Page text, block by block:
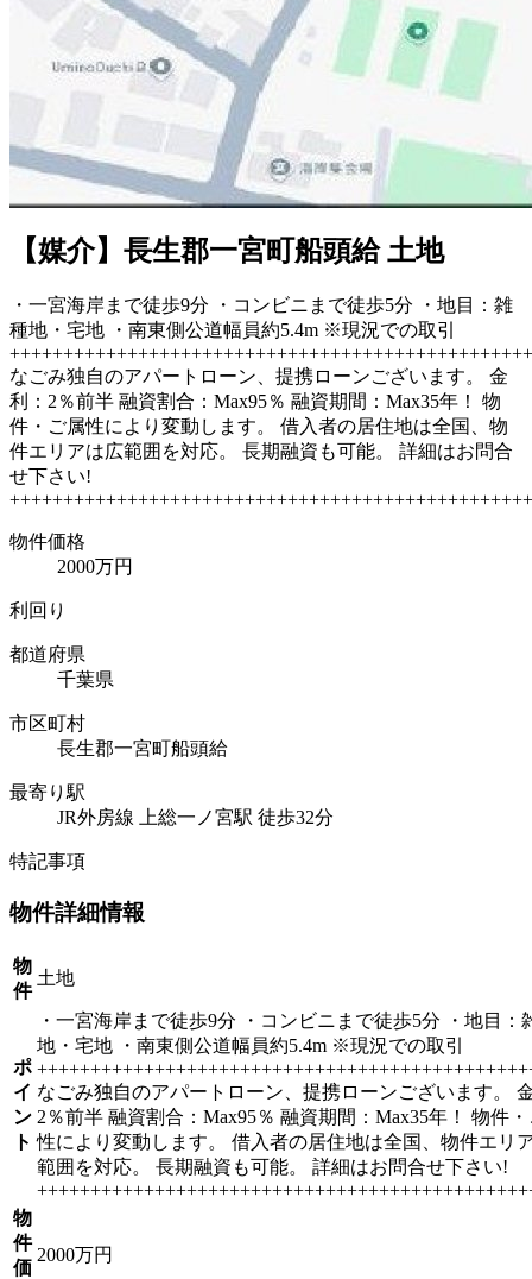
【媒介】長生郡一宮町船頭給 土地
・一宮海岸まで徒歩9分 ・コンビニまで徒歩5分 ・地目：雑
種地・宅地 ・南東側公道幅員約5.4m ※現況での取引
なごみ独自のアパートローン、提携ローンございます。 金
利：2％前半 融資割合：Max95％ 融資期間：Max35年！ 物
件・ご属性により変動します。 借入者の居住地は全国、物
件エリアは広範囲を対応。 長期融資も可能。 詳細はお問合
せ下さい!
物件価格
2000万円
利回り
都道府県
千葉県
市区町村
長生郡一宮町船頭給
最寄り駅
JR外房線 上総一ノ宮駅 徒歩32分
特記事項
物件詳細情報
物
件
土地
ポ
イ
ン
ト
・一宮海岸まで徒歩9分 ・コンビニまで徒歩5分 ・地目：
地・宅地 ・南東側公道幅員約5.4m ※現況での取引
なごみ独自のアパートローン、提携ローンございます。
2％前半 融資割合：Max95％ 融資期間：Max35年！ 物件
性により変動します。 借入者の居住地は全国、物件エリ
範囲を対応。 長期融資も可能。 詳細はお問合せ下さい!
物
件
価
2000万円